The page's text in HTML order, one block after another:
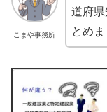
こまや事務所
道府県
とめ